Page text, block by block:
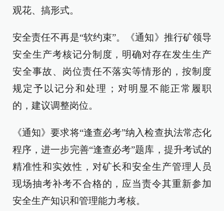
观花、搞形式。
安全责任不再是“软约束”。《通知》推行矿领导
安全生产考核记分制度，明确对存在发生生产
安全事故、岗位责任不落实等情形的，按制度
规定予以记分和处理；对明显不能正常履职
的，建议调整岗位。
《通知》要求将“逢查必考”纳入检查执法常态化
程序，进一步完善“逢查必考”题库，提升考试的
精准性和实效性，对矿长和安全生产管理人员
现场抽考补考不合格的，应当责令其重新参加
安全生产知识和管理能力考核。